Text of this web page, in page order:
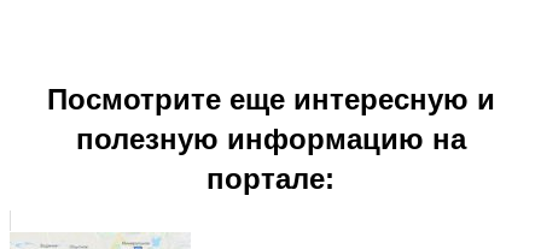
Посмотрите еще интересную и
полезную информацию на
портале: